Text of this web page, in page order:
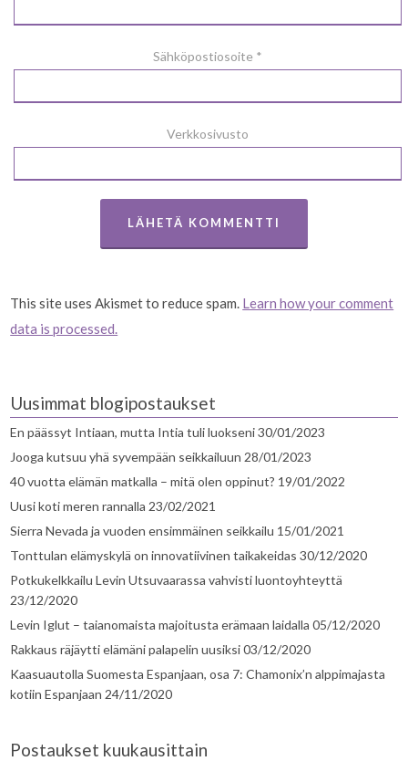
Sähköpostiosoite *
Verkkosivusto
This site uses Akismet to reduce spam. Learn how your comment
data is processed.
Uusimmat blogipostaukset
En päässyt Intiaan, mutta Intia tuli luokseni30/01/2023
Jooga kutsuu yhä syvempään seikkailuun 28/01/2023
40 vuotta elämän matkalla – mitä olen oppinut? 19/01/2022
Uusi koti meren rannalla 23/02/2021
Sierra Nevada ja vuoden ensimmäinen seikkailu 15/01/2021
Tonttulan elämyskylä on innovatiivinen taikakeidas 30/12/2020
Potkukelkkailu Levin Utsuvaarassa vahvisti luontoyhteyttä
23/12/2020
Levin Iglut – taianomaista majoitusta erämaan laidalla 05/12/2020
Rakkaus räjäytti elämäni palapelin uusiksi03/12/2020
Kaasuautolla Suomesta Espanjaan, osa 7: Chamonix’n alppimajasta
kotiin Espanjaan 24/11/2020
Postaukset kuukausittain